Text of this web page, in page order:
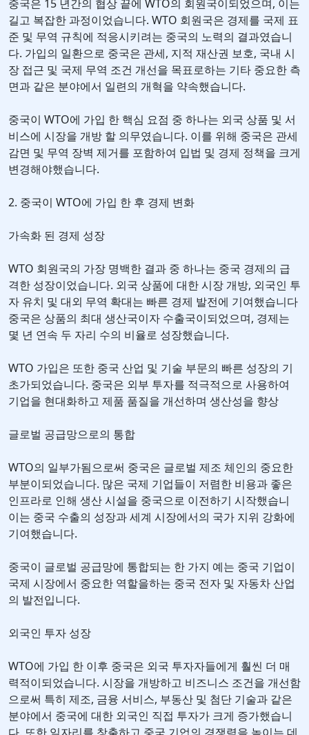
중국은 15 년간의 협상 끝에 WTO의 회원국이되었으며, 이는
길고 복잡한 과정이었습니다. WTO 회원국은 경제를 국제 표
준 및 무역 규칙에 적응시키려는 중국의 노력의 결과였습니
다. 가입의 일환으로 중국은 관세, 지적 재산권 보호, 국내 시
장 접근 및 국제 무역 조건 개선을 목표로하는 기타 중요한 측
면과 같은 분야에서 일련의 개혁을 약속했습니다.
중국이 WTO에 가입 한 핵심 요점 중 하나는 외국 상품 및 서
비스에 시장을 개방 할 의무였습니다. 이를 위해 중국은 관세
감면 및 무역 장벽 제거를 포함하여 입법 및 경제 정책을 크게
변경해야했습니다.
2. 중국이 WTO에 가입 한 후 경제 변화
가속화 된 경제 성장
WTO 회원국의 가장 명백한 결과 중 하나는 중국 경제의 급
격한 성장이었습니다. 외국 상품에 대한 시장 개방, 외국인 투
자 유치 및 대외 무역 확대는 빠른 경제 발전에 기여했습니다
중국은 상품의 최대 생산국이자 수출국이되었으며, 경제는
몇 년 연속 두 자리 수의 비율로 성장했습니다.
WTO 가입은 또한 중국 산업 및 기술 부문의 빠른 성장의 기
초가되었습니다. 중국은 외부 투자를 적극적으로 사용하여
기업을 현대화하고 제품 품질을 개선하며 생산성을 향상
글로벌 공급망으로의 통합
WTO의 일부가됨으로써 중국은 글로벌 제조 체인의 중요한
부분이되었습니다. 많은 국제 기업들이 저렴한 비용과 좋은
인프라로 인해 생산 시설을 중국으로 이전하기 시작했습니
이는 중국 수출의 성장과 세계 시장에서의 국가 지위 강화에
기여했습니다.
중국이 글로벌 공급망에 통합되는 한 가지 예는 중국 기업이
국제 시장에서 중요한 역할을하는 중국 전자 및 자동차 산업
의 발전입니다.
외국인 투자 성장
WTO에 가입 한 이후 중국은 외국 투자자들에게 훨씬 더 매
력적이되었습니다. 시장을 개방하고 비즈니스 조건을 개선함
으로써 특히 제조, 금융 서비스, 부동산 및 첨단 기술과 같은
분야에서 중국에 대한 외국인 직접 투자가 크게 증가했습니